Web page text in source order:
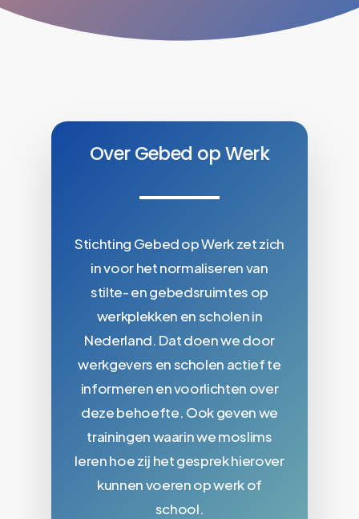
Over Gebed op Werk
Stichting Gebed op Werk zet zich
in voor het normaliseren van
stilte- en gebedsruimtes op
werkplekken en scholen in
Nederland. Dat doen we door
werkgevers en scholen actief te
informeren en voorlichten over
deze behoefte. Ook geven we
trainingen waarin we moslims
leren hoe zij het gesprek hierover
kunnen voeren op werk of
school.